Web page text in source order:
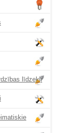
līdzekļi